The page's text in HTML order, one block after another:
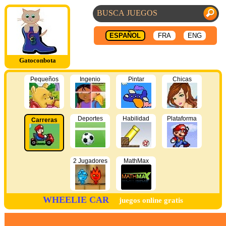
Gatoconbota
ESPAÑOL FRA ENG
Pequeños Ingenio Pintar Chicas
Carreras Deportes Habilidad Plataforma
2 Jugadores MathMax
WHEELIE CAR juegos online gratis